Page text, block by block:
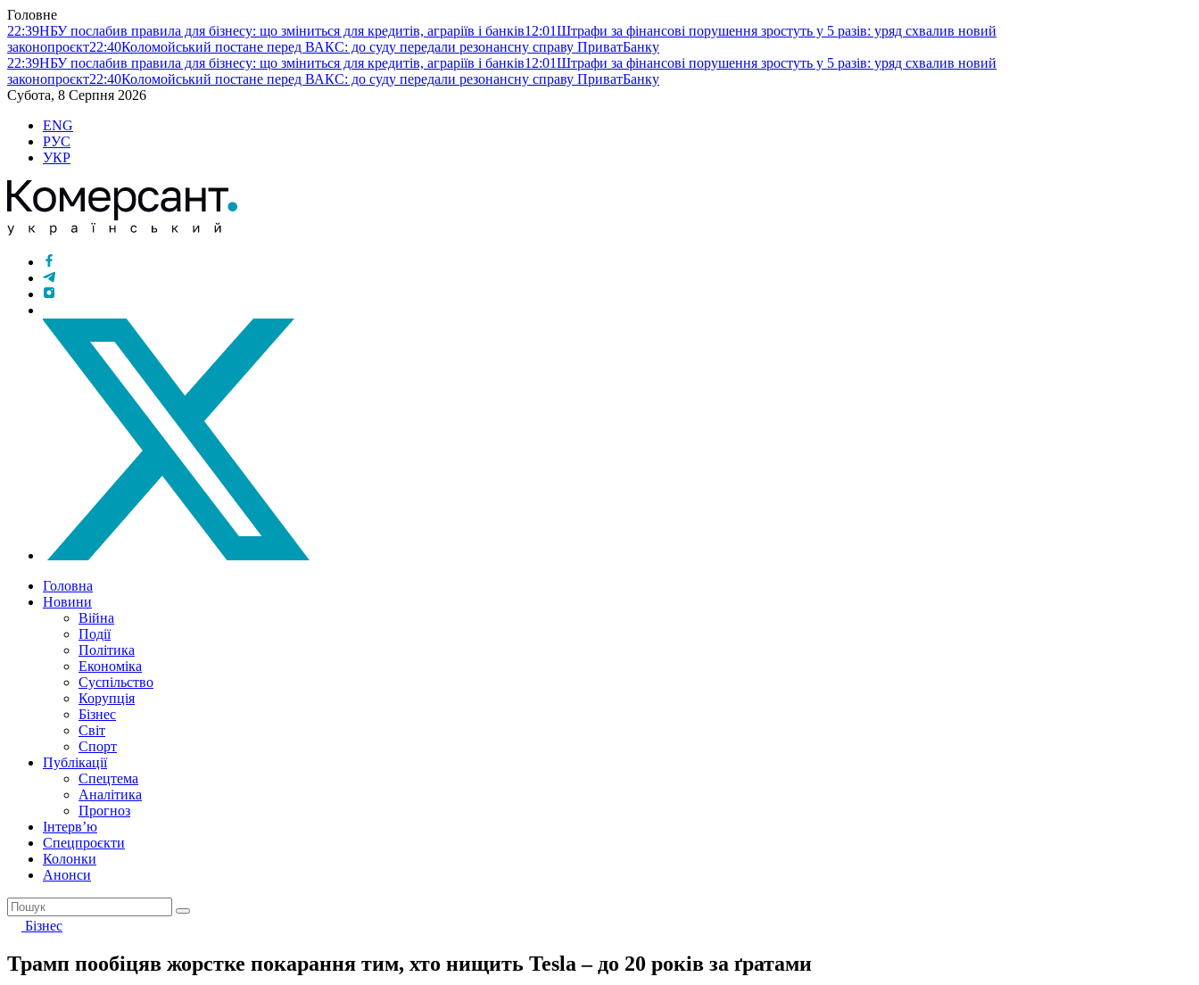
Головне
22:39НБУ послабив правила для бізнесу: що зміниться для кредитів, аграріїв і банків12:01Штрафи за фінансові порушення зростуть у 5 разів: уряд схвалив новий
законопроєкт22:40Коломойський постане перед ВАКС: до суду передали резонансну справу ПриватБанку
22:39НБУ послабив правила для бізнесу: що зміниться для кредитів, аграріїв і банків12:01Штрафи за фінансові порушення зростуть у 5 разів: уряд схвалив новий
законопроєкт22:40Коломойський постане перед ВАКС: до суду передали резонансну справу ПриватБанку
Субота, 8 Серпня 2026
ENG
РУС
УКР
Головна
Новини
Війна
Події
Політика
Економіка
Суспільство
Корупція
Бізнес
Світ
Спорт
Публікації
Спецтема
Аналітика
Прогноз
Інтерв’ю
Спецпроєкти
Колонки
Анонси
Бізнес
Трамп пообіцяв жорстке покарання тим, хто нищить Tesla – до 20 років за ґратами